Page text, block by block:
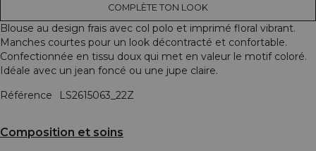
COMPLÈTE TON LOOK
Blouse au design frais avec col polo et imprimé floral vibrant.
Manches courtes pour un look décontracté et confortable.
Confectionnée en tissu doux qui met en valeur le motif coloré.
Idéale avec un jean foncé ou une jupe claire.
Référence
LS2615063_22Z
Composition et soins